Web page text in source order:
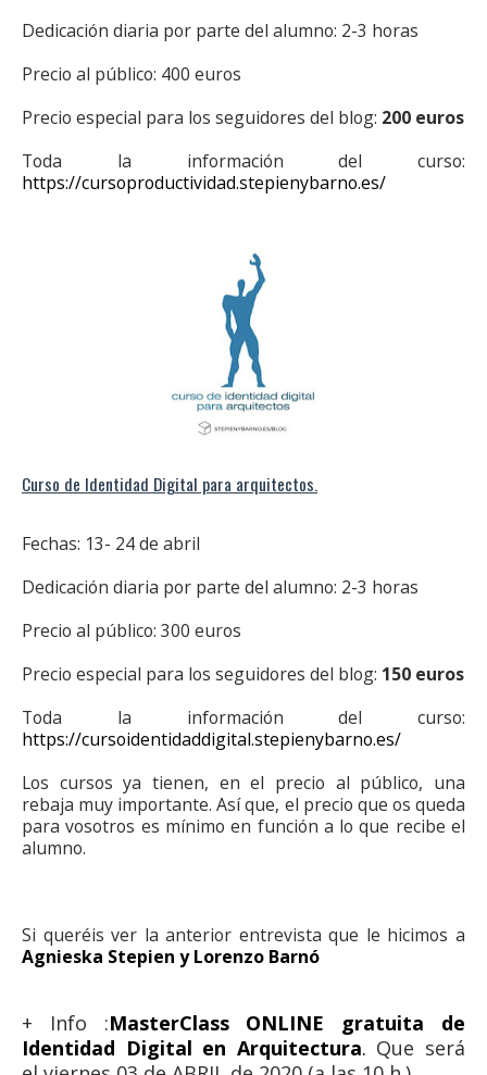
Dedicación diaria por parte del alumno: 2-3 horas
Precio al público: 400 euros
Precio especial para los seguidores del blog: 200 euros
Toda la información del curso:
https://cursoproductividad.stepienybarno.es/
Curso de Identidad Digital para arquitectos.
Fechas: 13- 24 de abril
Dedicación diaria por parte del alumno: 2-3 horas
Precio al público: 300 euros
Precio especial para los seguidores del blog: 150 euros
Toda la información del curso:
https://cursoidentidaddigital.stepienybarno.es/
Los cursos ya tienen, en el precio al público, una
rebaja muy importante. Así que, el precio que os queda
para vosotros es mínimo en función a lo que recibe el
alumno.
Si queréis ver la anterior entrevista que le hicimos a
Agnieska Stepien y Lorenzo Barnó
+ Info :MasterClass ONLINE gratuita de
Identidad Digital en Arquitectura. Que será